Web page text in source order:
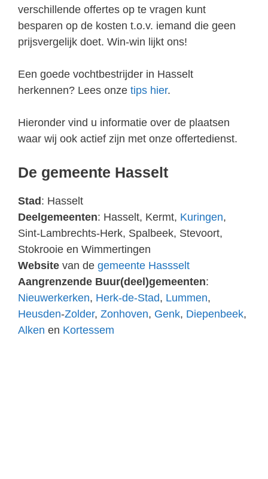
verschillende offertes op te vragen kunt
besparen op de kosten t.o.v. iemand die geen
prijsvergelijk doet. Win-win lijkt ons!
Een goede vochtbestrijder in Hasselt
herkennen? Lees onze tips hier.
Hieronder vind u informatie over de plaatsen
waar wij ook actief zijn met onze offertedienst.
De gemeente Hasselt
Stad : Hasselt
Deelgemeenten: Hasselt, Kermt, Kuringen,
Sint-Lambrechts-Herk, Spalbeek, Stevoort,
Stokrooie en Wimmertingen
Website van de gemeente Hassselt
Aangrenzende Buur(deel)gemeenten:
Nieuwerkerken, Herk-de-Stad, Lummen,
Heusden-Zolder, Zonhoven, Genk, Diepenbeek,
Alken en Kortessem